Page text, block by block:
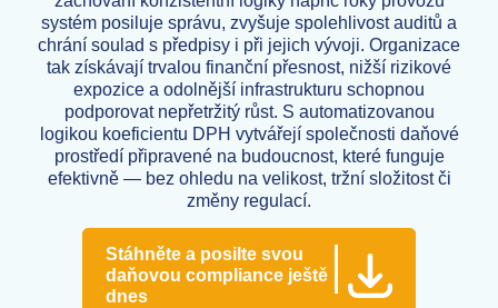
systém posiluje správu, zvyšuje spolehlivost auditů a
chrání soulad s předpisy i při jejich vývoji. Organizace
tak získávají trvalou finanční přesnost, nižší rizikové
expozice a odolnější infrastrukturu schopnou
podporovat nepřetržitý růst. S automatizovanou
logikou koeficientu DPH vytvářejí společnosti daňové
prostředí připravené na budoucnost, které funguje
efektivně — bez ohledu na velikost, tržní složitost či
změny regulací.
Stáhněte a posilte svou
daňovou compliance ještě
dnes